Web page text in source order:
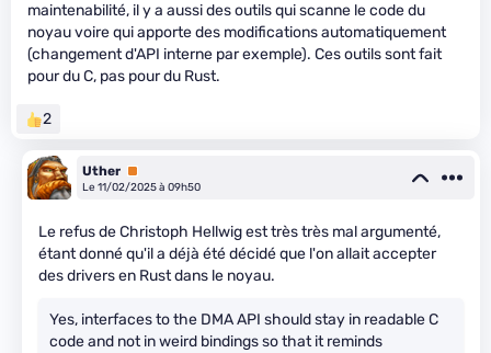
maintenabilité, il y a aussi des outils qui scanne le code du
noyau voire qui apporte des modifications automatiquement
(changement d'API interne par exemple). Ces outils sont fait
pour du C, pas pour du Rust.
2
Uther Premium
Le 11/02/2025 à 09h50
Le refus de Christoph Hellwig est très très mal argumenté,
étant donné qu'il a déjà été décidé que l'on allait accepter
des drivers en Rust dans le noyau.
Yes, interfaces to the DMA API should stay in readable C
code and not in weird bindings so that it reminds